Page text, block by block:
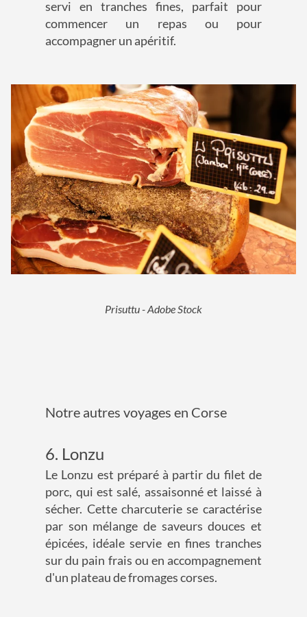
servi en tranches fines, parfait pour
commencer un repas ou pour
accompagner un apéritif.
Prisuttu - Adobe Stock
Notre autres voyages en Corse
6. Lonzu
Le Lonzu est préparé à partir du filet de
porc, qui est salé, assaisonné et laissé à
sécher. Cette charcuterie se caractérise
par son mélange de saveurs douces et
épicées, idéale servie en fines tranches
sur du pain frais ou en accompagnement
d'un plateau de fromages corses.